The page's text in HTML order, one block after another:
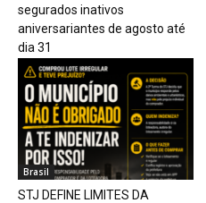
segurados inativos
aniversariantes de agosto até
dia 31
Brasil
STJ DEFINE LIMITES DA